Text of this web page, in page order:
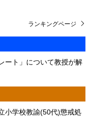
ート」について教授が解
小学校教諭(50代)懲戒処
ランキングページ